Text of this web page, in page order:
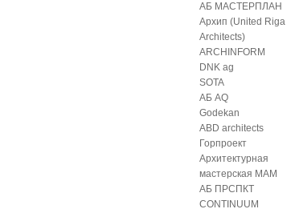
АБ МАСТЕРПЛАН
Архип (United Riga
Architects)
ARCHINFORM
DNK ag
SOTA
АБ AQ
Godekan
ABD architects
Горпроект
Архитектурная
мастерская МАМ
АБ ПРСПКТ
CONTINUUM